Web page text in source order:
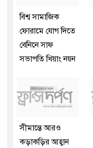
বিশ্ব সামাজিক
ফোরামে যোগ দিতে
বেনিনে সাফ
সভাপতি খিয়াং নয়ন
সীমান্তে আরও
কড়াকড়ির আহ্বান